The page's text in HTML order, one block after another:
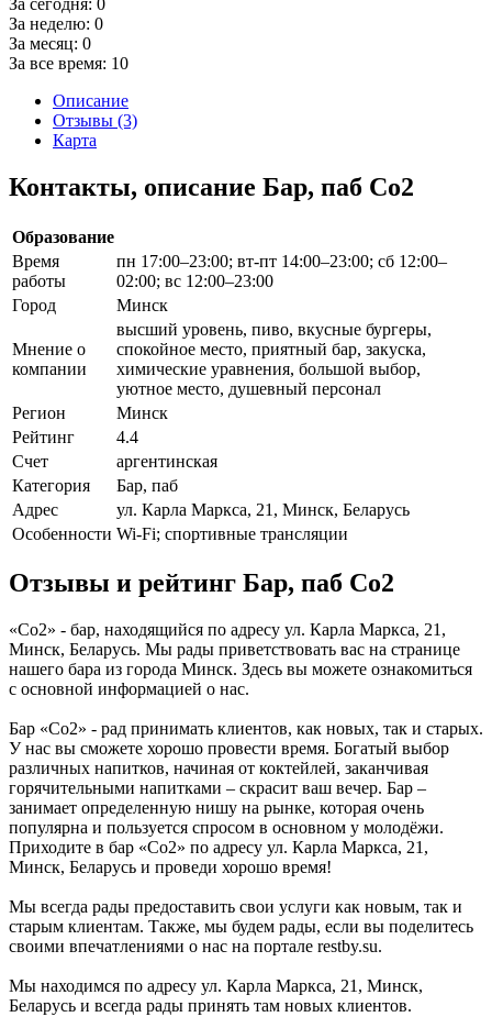
За неделю: 0
За месяц: 0
За все время: 10
Описание
Отзывы (3)
Карта
Контакты, описание Бар, паб Co2
Образование
Время
работы
пн 17:00–23:00; вт-пт 14:00–23:00; сб 12:00–
02:00; вс 12:00–23:00
Город
Минск
Мнение о
компании
высший уровень, пиво, вкусные бургеры,
спокойное место, приятный бар, закуска,
химические уравнения, большой выбор,
уютное место, душевный персонал
Регион
Минск
Рейтинг
4.4
Счет
аргентинская
Категория
Бар, паб
Адрес
ул. Карла Маркса, 21, Минск, Беларусь
Особенности Wi-Fi; спортивные трансляции
Отзывы и рейтинг Бар, паб Co2
«Co2» - бар, находящийся по адресу ул. Карла Маркса, 21,
Минск, Беларусь. Мы рады приветствовать вас на странице
нашего бара из города Минск. Здесь вы можете ознакомиться
с основной информацией о нас.
Бар «Co2» - рад принимать клиентов, как новых, так и старых.
У нас вы сможете хорошо провести время. Богатый выбор
различных напитков, начиная от коктейлей, заканчивая
горячительными напитками – скрасит ваш вечер. Бар –
занимает определенную нишу на рынке, которая очень
популярна и пользуется спросом в основном у молодёжи.
Приходите в бар «Co2» по адресу ул. Карла Маркса, 21,
Минск, Беларусь и проведи хорошо время!
Мы всегда рады предоставить свои услуги как новым, так и
старым клиентам. Также, мы будем рады, если вы поделитесь
своими впечатлениями о нас на портале restby.su.
Мы находимся по адресу ул. Карла Маркса, 21, Минск,
Беларусь и всегда рады принять там новых клиентов.